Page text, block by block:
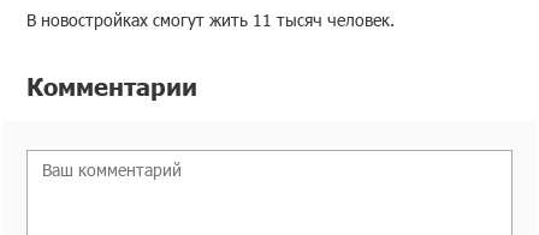
В новостройках смогут жить 11 тысяч человек.
Комментарии